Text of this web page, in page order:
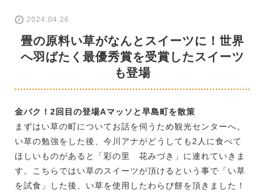
2024.04.26
畳の原料い草がなんとスイーツに！世界
へ羽ばたく最優秀賞を受賞したスイーツ
も登場
金バク！2回目の登場Aマッソと早島町を散策
まずはい草の町についてお話を伺うため観光センターへ。
い草の勉強をした後、今川アナがどうしても2人に食べて
ほしいものがあると「彩の里 花みづき」に連れていきま
す。こちらではい草のスイーツが頂けるという事で「い草
を試食」した後、い草を使用したわらび餅を頂きました！